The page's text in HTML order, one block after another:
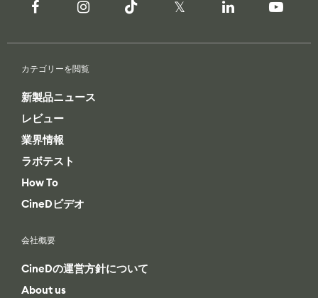
カテゴリーを閲覧
新製品ニュース
レビュー
業界情報
ラボテスト
How To
CineDビデオ
会社概要
CineDの運営方針について
About us